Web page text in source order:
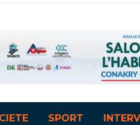
SPORT